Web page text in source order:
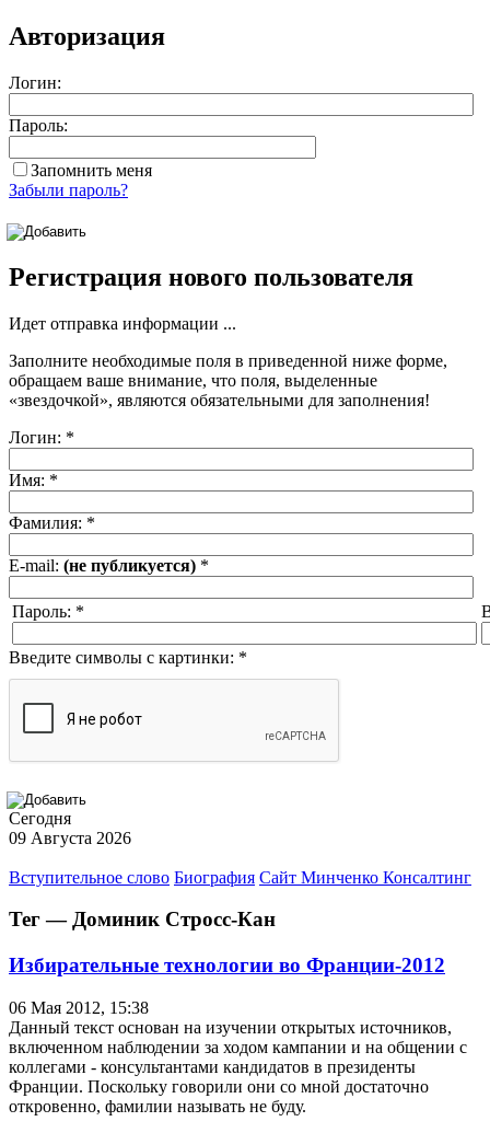
Авторизация
Логин:
Пароль:
Запомнить меня
Забыли пароль?
Регистрация нового пользователя
Идет отправка информации ...
Заполните необходимые поля в приведенной ниже форме,
обращаем ваше внимание, что поля, выделенные
«звездочкой», являются обязательными для заполнения!
Логин: *
Имя: *
Фамилия: *
E-mail: (не публикуется) *
Пароль: *
Введите символы с картинки: *
Сегодня
09 Августа 2026
Вступительное слово Биография Сайт Минченко Консалтинг
Тег — Доминик Стросс-Кан
Избирательные технологии во Франции-2012
06 Мая 2012, 15:38
Данный текст основан на изучении открытых источников,
включенном наблюдении за ходом кампании и на общении с
коллегами - консультантами кандидатов в президенты
Франции. Поскольку говорили они со мной достаточно
откровенно, фамилии называть не буду.